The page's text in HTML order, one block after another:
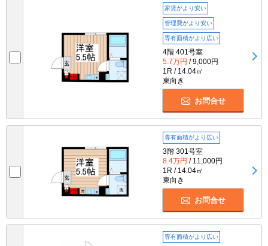
家賃がより安い
管理費がより安い
専有面積がより広い
4階 401号室
5.7万円 / 9,000円
1R / 14.04㎡
東向き
お問合せ
専有面積がより広い
3階 301号室
8.4万円 / 11,000円
1R / 14.04㎡
東向き
お問合せ
専有面積がより広い